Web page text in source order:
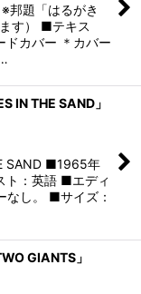
邦題「はるがき
す） ■テキス
ドカバー ＊カバー
IN THE SAND」
SAND ■1965年
ト：英語 ■エディ
なし。 ■サイズ：
GIANTS」